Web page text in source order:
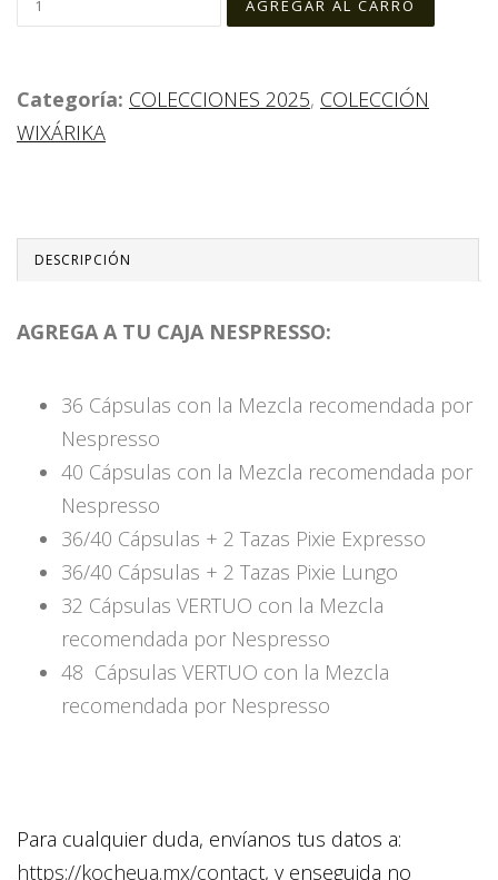
Categoría: COLECCIONES 2025, COLECCIÓN
WIXÁRIKA
DESCRIPCIÓN
AGREGA A TU CAJA NESPRESSO:
36 Cápsulas con la Mezcla recomendada por
Nespresso
40 Cápsulas con la Mezcla recomendada por
Nespresso
36/40 Cápsulas + 2 Tazas Pixie Expresso
36/40 Cápsulas + 2 Tazas Pixie Lungo
32 Cápsulas VERTUO con la Mezcla
recomendada por Nespresso
48 Cápsulas VERTUO con la Mezcla
recomendada por Nespresso
Para cualquier duda, envíanos tus datos a:
https://kocheua.mx/contact, y enseguida no